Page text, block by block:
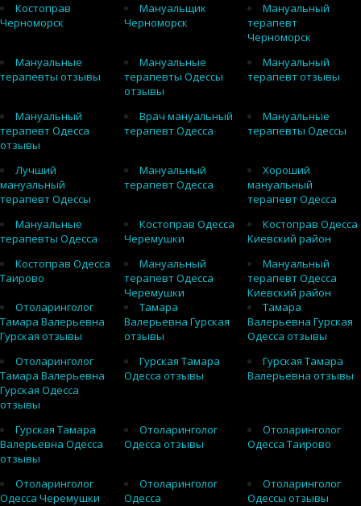
Костоправ
Черноморск
Мануальщик
Черноморск
Мануальный
терапевт
Черноморск
Мануальные
терапевты отзывы
Мануальные
терапевты Одессы
отзывы
Мануальный
терапевт отзывы
Мануальный
терапевт Одесса
отзывы
Врач мануальный
терапевт Одесса
Мануальные
терапевты Одессы
Лучший
мануальный
терапевт Одессы
Мануальный
терапевт Одесса
Хороший
мануальный
терапевт Одесса
Мануальные
терапевты Одесса
Костоправ Одесса
Черемушки
Костоправ Одесса
Киевский район
Костоправ Одесса
Таирово
Мануальный
терапевт Одесса
Черемушки
Мануальный
терапевт Одесса
Киевский район
Отоларинголог
Тамара Валерьевна
Гурская отзывы
Тамара
Валерьевна Гурская
отзывы
Тамара
Валерьевна Гурская
Одесса отзывы
Отоларинголог
Тамара Валерьевна
Гурская Одесса
отзывы
Гурская Тамара
Одесса отзывы
Гурская Тамара
Валерьевна отзывы
Гурская Тамара
Валерьевна Одесса
отзывы
Отоларинголог
Одесса отзывы
Отоларинголог
Одесса Таирово
Отоларинголог
Одесса Черемушки
Отоларинголог
Одесса
Отоларинголог
Одессы отзывы